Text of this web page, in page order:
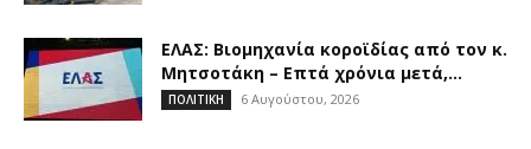
ΕΛΑΣ: Βιομηχανία κοροϊδίας από τον κ.
Μητσοτάκη – Επτά χρόνια μετά,...
ΠΟΛΙΤΙΚΗ 6 Αυγούστου, 2026